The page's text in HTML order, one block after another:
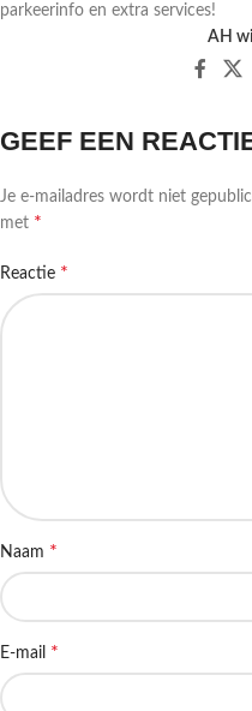
parkeerinfo en extra services!
AH
GEEF EEN
Je e-mailadres wordt niet
met *
Reactie *
Naam *
E-mail *